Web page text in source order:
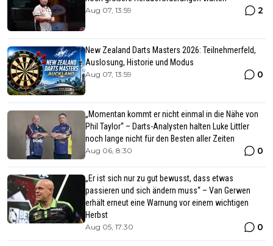
Aug 07, 13:59 2
New Zealand Darts Masters 2026: Teilnehmerfeld,
Auslosung, Historie und Modus
Aug 07, 13:59 0
„Momentan kommt er nicht einmal in die Nähe von
Phil Taylor“ – Darts-Analysten halten Luke Littler
noch lange nicht für den Besten aller Zeiten
Aug 06, 8:30 0
„Er ist sich nur zu gut bewusst, dass etwas
passieren und sich ändern muss“ – Van Gerwen
erhält erneut eine Warnung vor einem wichtigen
Herbst
Aug 05, 17:30 0